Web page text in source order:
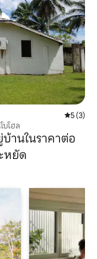
คะแนนเฉ
5 (3)
โฮล
านในราคาต่อ
หยัด